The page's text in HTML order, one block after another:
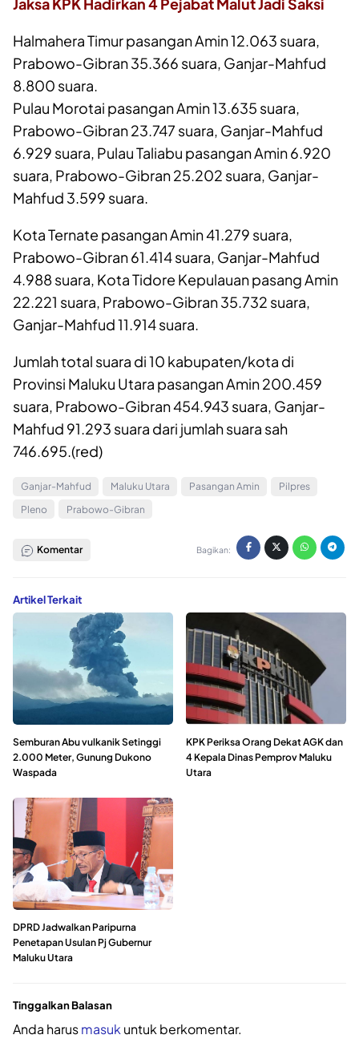
Halmahera Timur pasangan Amin 12.063 suara,
Prabowo-Gibran 35.366 suara, Ganjar-Mahfud
8.800 suara.
Pulau Morotai pasangan Amin 13.635 suara,
Prabowo-Gibran 23.747 suara, Ganjar-Mahfud
6.929 suara, Pulau Taliabu pasangan Amin 6.920
suara, Prabowo-Gibran 25.202 suara, Ganjar-
Mahfud 3.599 suara.
Kota Ternate pasangan Amin 41.279 suara,
Prabowo-Gibran 61.414 suara, Ganjar-Mahfud
4.988 suara, Kota Tidore Kepulauan pasang Amin
22.221 suara, Prabowo-Gibran 35.732 suara,
Ganjar-Mahfud 11.914 suara.
Jumlah total suara di 10 kabupaten/kota di
Provinsi Maluku Utara pasangan Amin 200.459
suara, Prabowo-Gibran 454.943 suara, Ganjar-
Mahfud 91.293 suara dari jumlah suara sah
746.695.(red)
Ganjar-Mahfud Maluku Utara Pasangan Amin
Pilpres
Pleno
Prabowo-Gibran
Komentar Bagikan:
Artikel Terkait
Semburan Abu vulkanik Setinggi
2.000 Meter, Gunung Dukono
Waspada
KPK Periksa Orang Dekat AGK dan
4 Kepala Dinas Pemprov Maluku
Utara
DPRD Jadwalkan Paripurna
Penetapan Usulan Pj Gubernur
Maluku Utara
Tinggalkan Balasan
Anda harusmasuk untuk berkomentar.